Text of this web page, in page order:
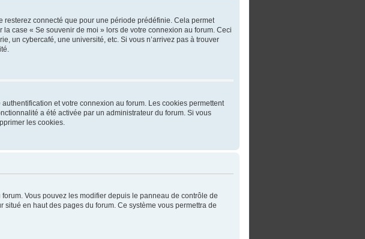
connecté que pour une période prédéfinie. Cela permet
case « Se souvenir de moi » lors de votre connexion au forum. Ceci
un cybercafé, une université, etc. Si vous n’arrivez pas à trouver
et votre connexion au forum. Les cookies permettent
a été activée par un administrateur du forum. Si vous
les cookies.
Vous pouvez les modifier depuis le panneau de contrôle de
situé en haut des pages du forum. Ce système vous permettra de